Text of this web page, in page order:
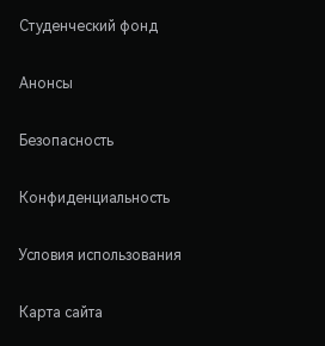
Студенческий фонд
Анонсы
Безопасность
Конфиденциальность
Условия использования
Карта сайта